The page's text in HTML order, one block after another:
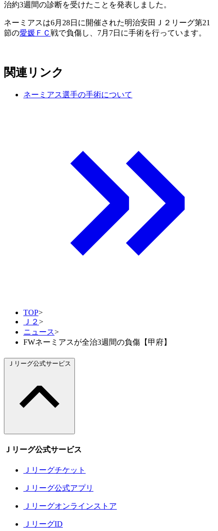
治約3週間の診断を受けたことを発表しました。
ネーミアスは6月28日に開催された明治安田Ｊ２リーグ第21
節の愛媛ＦＣ 戦で負傷し、7月7日に手術を行っています。
関連リンク
ネーミアス選手の手術について
TOP>
Ｊ２ >
ニュース>
FWネーミアスが全治3週間の負傷【甲府】
Ｊリーグ公式サービス
Ｊリーグ公式サービス
Ｊリーグチケット
Ｊリーグ公式アプリ
Ｊリーグオンラインストア
ＪリーグID